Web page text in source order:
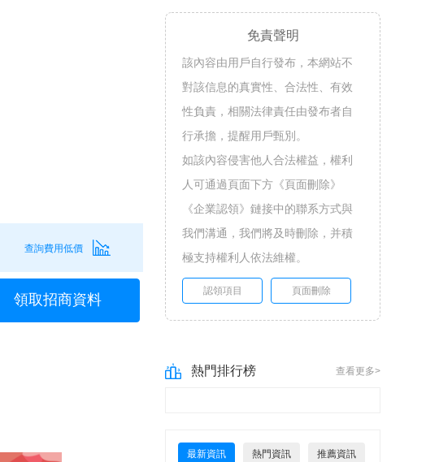
查詢費用低價
領取招商資料
免責聲明
該內容由用戶自行發布，本網站不
對該信息的真實性、合法性、有效
性負責，相關法律責任由發布者自
行承擔，提醒用戶甄別。
如該內容侵害他人合法權益，權利
人可通過頁面下方《頁面刪除》
《企業認領》鏈接中的聯系方式與
我們溝通，我們將及時刪除，并積
極支持權利人依法維權。
認領項目 頁面刪除
熱門排行榜 查看更多>
最新資訊 熱門資訊 推薦資訊